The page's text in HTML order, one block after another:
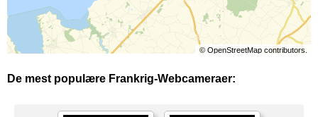
© OpenStreetMapcontributors.
De mest populære Frankrig-Webcameraer: